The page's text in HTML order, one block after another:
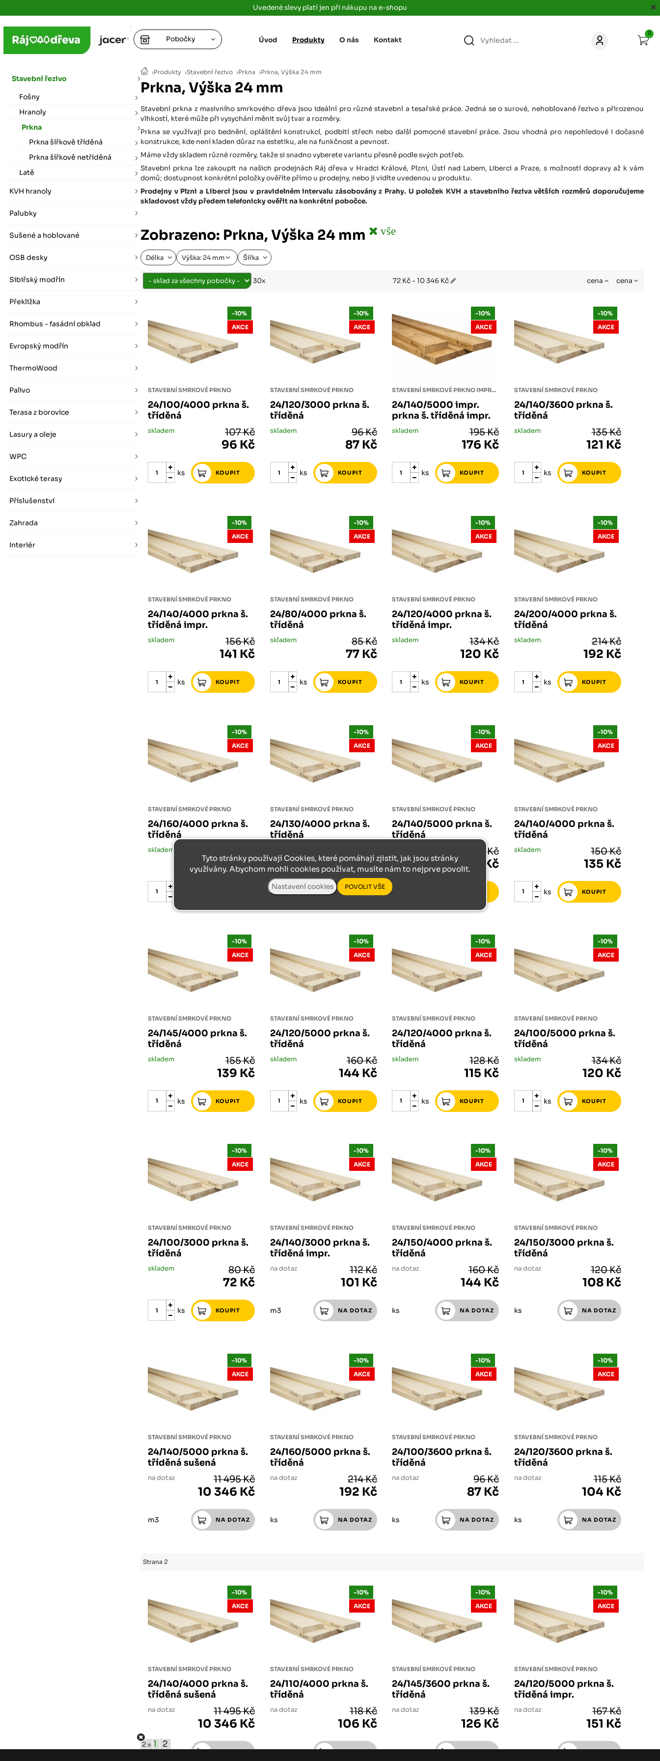
Uvedené slevy platí jen při nákupu na e-shopu
›Produkty ›Stavební řezivo ›Prkna ›Prkna, Výška 24 mm
Prkna, Výška 24 mm
Stavební prkna z masivního smrkového dřeva jsou ideální pro různé stavební a tesařské práce. Jedná se o surové, nehoblované řezivo s přirozenou
vlhkostí, které může při vysychání měnit svůj tvar a rozměry.
Prkna se využívají pro bednění, opláštění konstrukcí, podbití střech nebo další pomocné stavební práce. Jsou vhodná pro nepohledové i dočasné
konstrukce, kde není kladen důraz na estetiku, ale na funkčnost a pevnost.
Máme vždy skladem různé rozměry, takže si snadno vyberete variantu přesně podle svých potřeb.
Stavební prkna lze zakoupit na našich prodejnách Ráj dřeva v Hradci Králové, Plzni, Ústí nad Labem, Liberci a Praze, s možností dopravy až k vám
domů; dostupnost konkrétní položky ověříte přímo u prodejny, nebo ji vidíte uvedenou u produktu.
Prodejny v Plzni a Liberci jsou v pravidelném intervalu zásobovány z Prahy. U položek KVH a stavebního řeziva větších rozměrů doporučujeme
skladovost vždy předem telefonicky ověřit na konkrétní pobočce.
Zobrazeno: Prkna, Výška 24 mm vše
Délka Výška: 24 mm Šířka
30x 72 Kč - 10 346 Kč cena cena
STAVEBNÍ SMRKOVÉ PRKNO
24/100/4000 prkna š.
tříděná
-10%
AKCE
skladem 107 Kč
96 Kč
ks
STAVEBNÍ SMRKOVÉ PRKNO
24/120/3000 prkna š.
tříděná
-10%
AKCE
skladem 96 Kč
87 Kč
ks
STAVEBNÍ SMRKOVÉ PRKNO IMPREGNOVANÉ
24/140/5000 impr.
prkna š. tříděná impr.
-10%
AKCE
skladem 195 Kč
176 Kč
ks
STAVEBNÍ SMRKOVÉ PRKNO
24/140/3600 prkna š.
tříděná
-10%
AKCE
skladem 135 Kč
121 Kč
ks
STAVEBNÍ SMRKOVÉ PRKNO
24/140/4000 prkna š.
tříděná impr.
-10%
AKCE
skladem 156 Kč
141 Kč
ks
STAVEBNÍ SMRKOVÉ PRKNO
24/80/4000 prkna š.
tříděná
-10%
AKCE
skladem 85 Kč
77 Kč
ks
STAVEBNÍ SMRKOVÉ PRKNO
24/120/4000 prkna š.
tříděná impr.
-10%
AKCE
skladem 134 Kč
120 Kč
ks
STAVEBNÍ SMRKOVÉ PRKNO
24/200/4000 prkna š.
tříděná
-10%
AKCE
skladem 214 Kč
192 Kč
ks
STAVEBNÍ SMRKOVÉ PRKNO
24/160/4000 prkna š.
tříděná
-10%
AKCE
skladem
154 Kč
STAVEBNÍ SMRKOVÉ PRKNO
24/130/4000 prkna š.
tříděná
-10%
AKCE
125 Kč
ks
STAVEBNÍ SMRKOVÉ PRKNO
24/140/5000 prkna š.
tříděná
-10%
AKCE
187 Kč
168 Kč
STAVEBNÍ SMRKOVÉ PRKNO
24/140/4000 prkna š.
tříděná
-10%
AKCE
skladem 150 Kč
135 Kč
ks
STAVEBNÍ SMRKOVÉ PRKNO
24/145/4000 prkna š.
tříděná
-10%
AKCE
skladem 155 Kč
139 Kč
ks
STAVEBNÍ SMRKOVÉ PRKNO
24/120/5000 prkna š.
tříděná
-10%
AKCE
skladem 160 Kč
144 Kč
ks
STAVEBNÍ SMRKOVÉ PRKNO
24/120/4000 prkna š.
tříděná
-10%
AKCE
skladem 128 Kč
115 Kč
ks
STAVEBNÍ SMRKOVÉ PRKNO
24/100/5000 prkna š.
tříděná
-10%
AKCE
skladem 134 Kč
120 Kč
ks
STAVEBNÍ SMRKOVÉ PRKNO
24/100/3000 prkna š.
tříděná
-10%
AKCE
skladem 80 Kč
72 Kč
ks
STAVEBNÍ SMRKOVÉ PRKNO
24/140/3000 prkna š.
tříděná impr.
-10%
AKCE
na dotaz 112 Kč
101 Kč
m3
STAVEBNÍ SMRKOVÉ PRKNO
24/150/4000 prkna š.
tříděná
-10%
AKCE
na dotaz 160 Kč
144 Kč
ks
STAVEBNÍ SMRKOVÉ PRKNO
24/150/3000 prkna š.
tříděná
-10%
AKCE
na dotaz 120 Kč
108 Kč
ks
STAVEBNÍ SMRKOVÉ PRKNO
24/140/5000 prkna š.
tříděná sušená
-10%
AKCE
na dotaz 11 495 Kč
10 346 Kč
m3
STAVEBNÍ SMRKOVÉ PRKNO
24/160/5000 prkna š.
tříděná
-10%
AKCE
na dotaz 214 Kč
192 Kč
ks
STAVEBNÍ SMRKOVÉ PRKNO
24/100/3600 prkna š.
tříděná
-10%
AKCE
na dotaz 96 Kč
87 Kč
ks
STAVEBNÍ SMRKOVÉ PRKNO
24/120/3600 prkna š.
tříděná
-10%
AKCE
na dotaz 115 Kč
104 Kč
ks
Strana 2
STAVEBNÍ SMRKOVÉ PRKNO
24/140/4000 prkna š.
tříděná sušená
-10%
AKCE
na dotaz 11 495 Kč
10 346 Kč
m3
STAVEBNÍ SMRKOVÉ PRKNO
24/110/4000 prkna š.
tříděná
-10%
AKCE
na dotaz 118 Kč
106 Kč
ks
STAVEBNÍ SMRKOVÉ PRKNO
24/145/3600 prkna š.
tříděná
-10%
AKCE
na dotaz 139 Kč
126 Kč
ks
STAVEBNÍ SMRKOVÉ PRKNO
24/120/5000 prkna š.
tříděná impr.
-10%
AKCE
na dotaz 167 Kč
151 Kč
ks
2 » 1 2
Stavební řezivo
Fošny
Hranoly
Prkna
Prkna šířkově tříděná
Prkna šířkově netříděná
Latě
KVH hranoly
Palubky
Sušené a hoblované
OSB desky
Sibiřský modřín
Překližka
Rhombus - fasádní obklad
Evropský modřín
ThermoWood
Palivo
Terasa z borovice
Lasury a oleje
WPC
Exotické terasy
Příslušenství
Zahrada
Interiér
Úvod Produkty O nás Kontakt
0
Pobočky
+
Letní otevírací doba (březen - říjen)
Zimní otevírací doba (listopad - únor)
Po-Pá 08:00 - 16:00, So 08:00 - 12:00 (ne Liberec)
vybírat zde
Ústí nad Labem, 400 01
vybírat zde
Rovná 181
Březhrad, Hradec Králové, 503 32
rajdrevahradec
jacer.cz
Praha
Tůmovka 110
(Za čerpací stanicí TANK ONO)
+420 734 850 860
rajdrevapraha
Plzeň
Rokycanská 2656/2,
(parkoviště Albert)
Plzeň 4, 301 00
+420 603 162 667
rajdrevaplzen
jacer.cz
Partyzánská
Tyto stránky používají Cookies, které pomáhají zjistit, jak jsou stránky
využívány. Abychom mohli cookies používat, musíte nám to nejprve povolit.